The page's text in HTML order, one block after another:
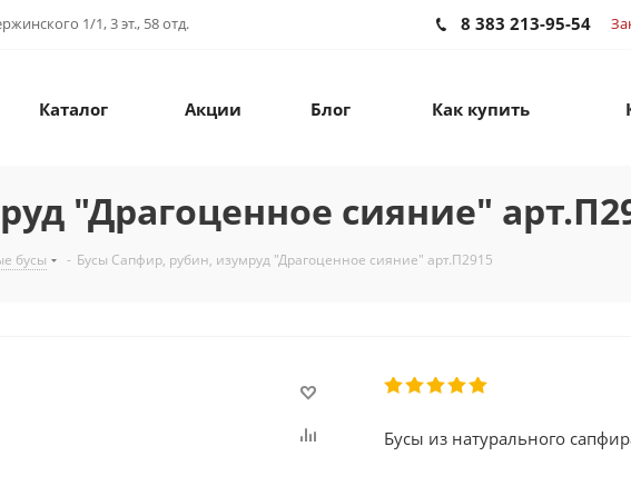
1/1, 3 эт., 58 отд. 8 383 213-95-54
Каталог Акции Блог Как купить
"Драгоценное сияние"
бусы - Бусы Сапфир, рубин, изумруд "Драгоценное сияние" арт.П2915
Бусы из натурального